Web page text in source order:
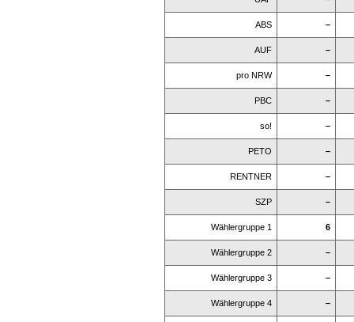
ABS –
AUF –
pro NRW –
PBC –
so! –
PETO –
RENTNER –
SZP –
Wählergruppe 1 6
Wählergruppe 2 –
Wählergruppe 3 –
Wählergruppe 4 –